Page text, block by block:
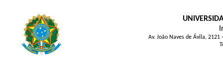
Av. João Naves de Ávila,